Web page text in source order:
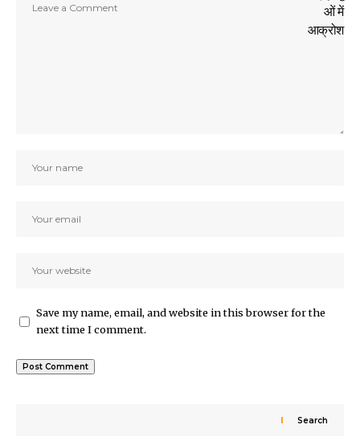
Save my name, email, and website in this browser for the
next time I comment.
Search